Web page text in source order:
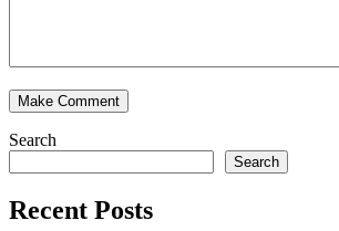
Search
Search
Recent Posts